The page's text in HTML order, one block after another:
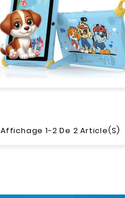
Affichage 1-2 De 2 Article(s)